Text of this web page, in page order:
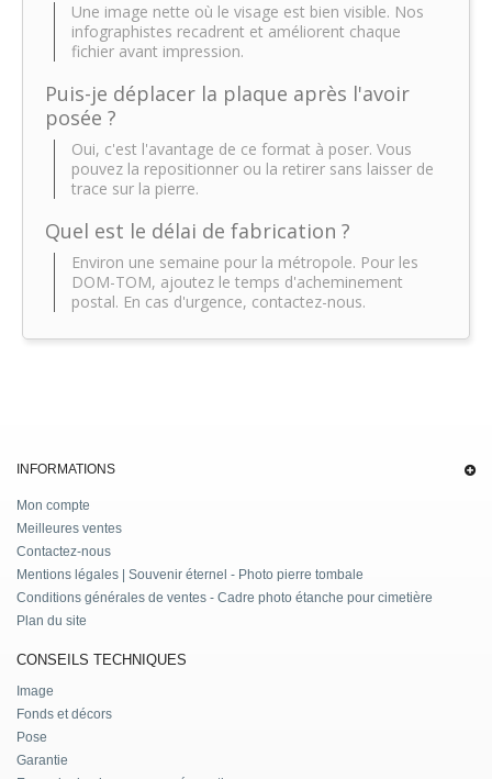
Une image nette où le visage est bien visible. Nos
infographistes recadrent et améliorent chaque
fichier avant impression.
Puis-je déplacer la plaque après l'avoir
posée ?
Oui, c'est l'avantage de ce format à poser. Vous
pouvez la repositionner ou la retirer sans laisser de
trace sur la pierre.
Quel est le délai de fabrication ?
Environ une semaine pour la métropole. Pour les
DOM-TOM, ajoutez le temps d'acheminement
postal. En cas d'urgence, contactez-nous.
INFORMATIONS
Mon compte
Meilleures ventes
Contactez-nous
Mentions légales | Souvenir éternel - Photo pierre tombale
Conditions générales de ventes - Cadre photo étanche pour cimetière
Plan du site
CONSEILS TECHNIQUES
Image
Fonds et décors
Pose
Garantie